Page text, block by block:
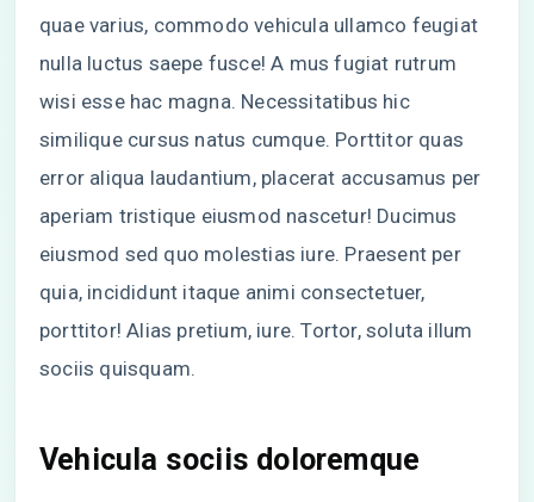
quae varius, commodo vehicula ullamco feugiat
nulla luctus saepe fusce! A mus fugiat rutrum
wisi esse hac magna. Necessitatibus hic
similique cursus natus cumque. Porttitor quas
error aliqua laudantium, placerat accusamus per
aperiam tristique eiusmod nascetur! Ducimus
eiusmod sed quo molestias iure. Praesent per
quia, incididunt itaque animi consectetuer,
porttitor! Alias pretium, iure. Tortor, soluta illum
sociis quisquam.
Vehicula sociis doloremque